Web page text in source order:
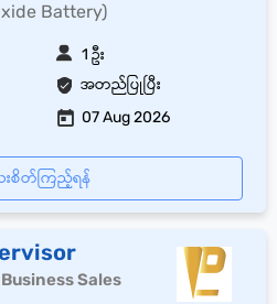
Battery)
အတည်ပြုပြီး
1 ဦး
07 Aug 2026
စိတ်ကြည့်ရန်
Sales